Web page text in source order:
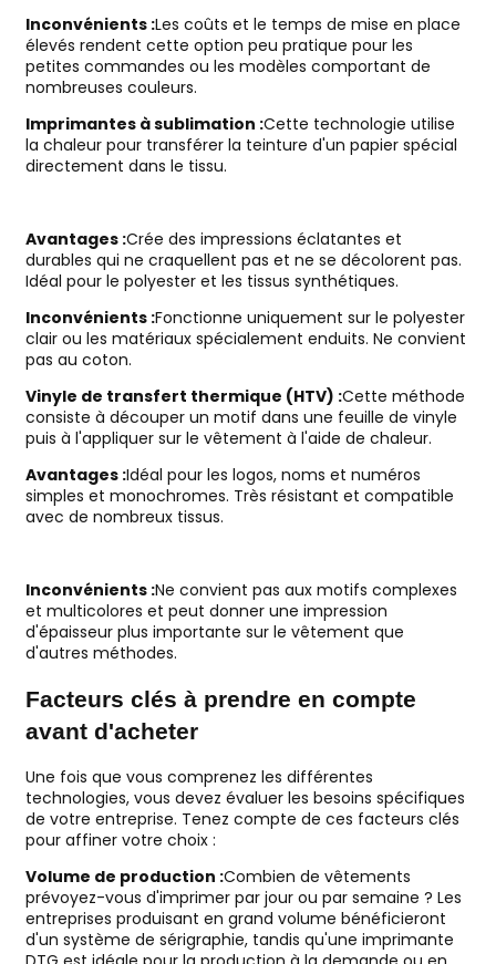
Inconvénients :Les coûts et le temps de mise en place
élevés rendent cette option peu pratique pour les
petites commandes ou les modèles comportant de
nombreuses couleurs.
Imprimantes à sublimation :Cette technologie utilise
la chaleur pour transférer la teinture d'un papier spécial
directement dans le tissu.
Avantages :Crée des impressions éclatantes et
durables qui ne craquellent pas et ne se décolorent pas.
Idéal pour le polyester et les tissus synthétiques.
Inconvénients :Fonctionne uniquement sur le polyester
clair ou les matériaux spécialement enduits. Ne convient
pas au coton.
Vinyle de transfert thermique (HTV) :Cette méthode
consiste à découper un motif dans une feuille de vinyle
puis à l'appliquer sur le vêtement à l'aide de chaleur.
Avantages :Idéal pour les logos, noms et numéros
simples et monochromes. Très résistant et compatible
avec de nombreux tissus.
Inconvénients :Ne convient pas aux motifs complexes
et multicolores et peut donner une impression
d'épaisseur plus importante sur le vêtement que
d'autres méthodes.
Facteurs clés à prendre en compte
avant d'acheter
Une fois que vous comprenez les différentes
technologies, vous devez évaluer les besoins spécifiques
de votre entreprise. Tenez compte de ces facteurs clés
pour affiner votre choix :
Volume de production :Combien de vêtements
prévoyez-vous d'imprimer par jour ou par semaine ? Les
entreprises produisant en grand volume bénéficieront
d'un système de sérigraphie, tandis qu'une imprimante